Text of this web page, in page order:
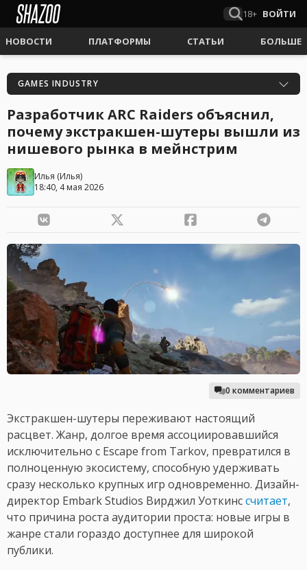
18+ ВОЙТИ
НОВОСТИ ПЛАТФОРМЫ СТАТЬИ БОЛЬШЕ
GAMES INDUSTRY
Разработчик ARC Raiders объяснил,
почему экстракшен-шутеры вышли из
нишевого рынка в мейнстрим
Илья (Илья)
18:40, 4 мая 2026
0 комментариев
Экстракшен-шутеры переживают настоящий
расцвет. Жанр, долгое время ассоциировавшийся
исключительно с Escape from Tarkov, превратился в
полноценную экосистему, способную удерживать
сразу несколько крупных игр одновременно. Дизайн-
директор Embark Studios Вирджил Уоткинссчитает,
что причина роста аудитории проста: новые игры в
жанре стали гораздо доступнее для широкой
публики.